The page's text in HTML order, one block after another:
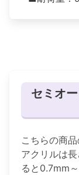
セミオ
こちらの商
アクリルは
ると0.7mm